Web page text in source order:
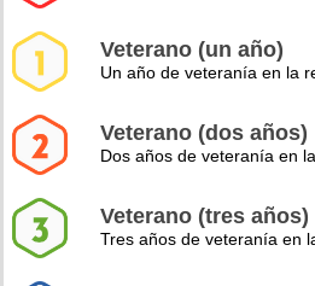
Veterano (un año)
Un año de veteranía en la
Veterano (dos años)
Dos años de veteranía en
Veterano (tres años)
Tres años de veteranía en